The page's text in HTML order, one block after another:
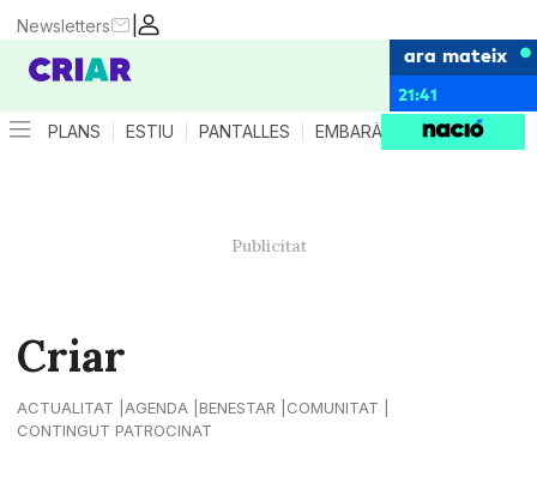
|
Newsletters
ara mateix
21:41
PLANS ESTIU PANTALLES EMBARÀS CRIANÇA
Criar
ACTUALITAT AGENDA BENESTAR
COMUNITAT
CONTINGUT PATROCINAT